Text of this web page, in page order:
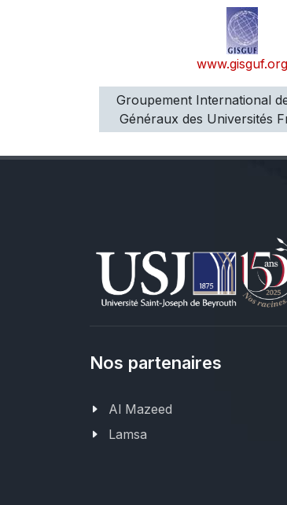
www.gisguf.org
Groupement International
Généraux des Universités
Nos partenaires
Al Mazeed
Lamsa